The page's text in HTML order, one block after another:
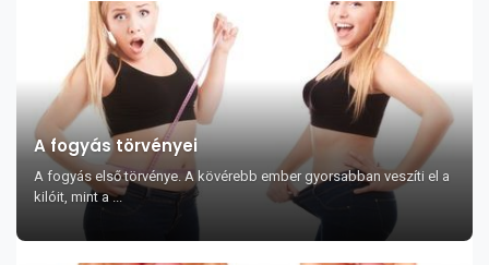
A fogyás törvényei
A fogyás első törvénye. A kövérebb ember gyorsabban veszíti el a
kilóit, mint a ...